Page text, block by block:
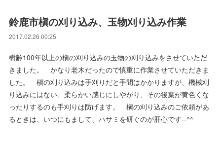
鈴鹿市槇の刈り込み、玉物刈り込み作業
2017.02.26 00:25
樹齢100年以上の槇の刈り込みの玉物の刈り込みをさせていただ
きました。 かなり老木だったので慎重に作業させていただきま
した。 槇の刈り込みは手刈りだと手間はかかりますが、機械刈
り込みにはない、柔らかい感じにしやがり、その後葉が黄色くな
ったりするのも手刈りは防げます。 槇の刈り込みのご依頼があ
るときは、いつにもまして、ハサミを研ぐのが肝心です--^^